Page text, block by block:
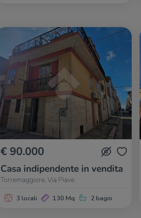
€ 90.000
Casa indipendente in vendita
Torremaggiore, Via Piave
3 locali 130 Mq 2 bagni